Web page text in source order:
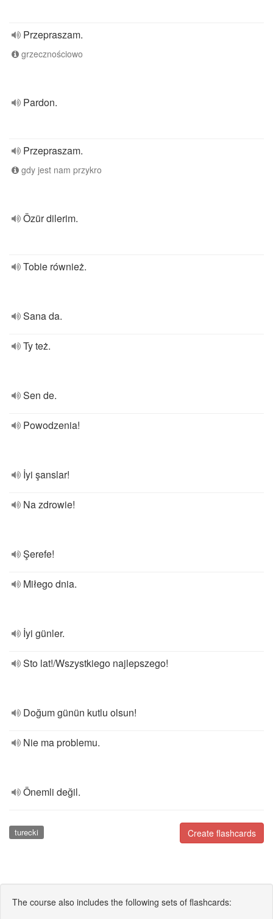
Przepraszam.
grzecznościowo
Pardon.
Przepraszam.
gdy jest nam przykro
Özür dilerim.
Tobie również.
Sana da.
Ty też.
Sen de.
Powodzenia!
İyi şanslar!
Na zdrowie!
Şerefe!
Miłego dnia.
İyi günler.
Sto lat!/Wszystkiego najlepszego!
Doğum günün kutlu olsun!
Nie ma problemu.
Önemli değil.
Create flashcards
turecki
The course also includes the following sets of flashcards: